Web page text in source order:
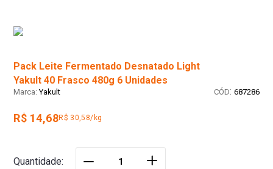
Pack Leite Fermentado Desnatado Light
Yakult 40 Frasco 480g 6 Unidades
Yakult : 687286
R$ 14,68R$ 30,58/kg
Quantidade ＋